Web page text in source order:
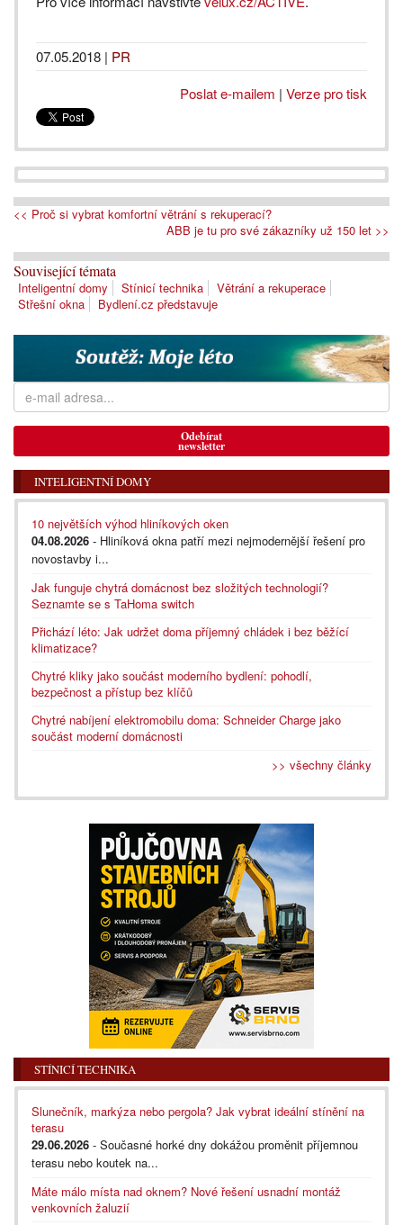
07.05.2018 | PR
Poslat e-mailem | Verze pro tisk
<< Proč si vybrat komfortní větrání s rekuperací?
ABB je tu pro své zákazníky už 150 let >>
Související témata
Inteligentní domy Stínicí technika
Větrání a rekuperace
Střešní okna
Bydlení.cz představuje
Odebírat
newsletter
INTELIGENTNÍ DOMY
10 největších výhod hliníkových oken
04.08.2026 - Hliníková okna patří mezi nejmodernější řešení pro
novostavby i...
Jak funguje chytrá domácnost bez složitých technologií?
Seznamte se s TaHoma switch
Přichází léto: Jak udržet doma příjemný chládek i bez běžící
klimatizace?
Chytré kliky jako součást moderního bydlení: pohodlí,
bezpečnost a přístup bez klíčů
Chytré nabíjení elektromobilu doma: Schneider Charge jako
součást moderní domácnosti
>> všechny články
STÍNICÍ TECHNIKA
Slunečník, markýza nebo pergola? Jak vybrat ideální stínění na
terasu
29.06.2026 - Současné horké dny dokážou proměnit příjemnou
terasu nebo koutek na...
Máte málo místa nad oknem? Nové řešení usnadní montáž
venkovních žaluzií